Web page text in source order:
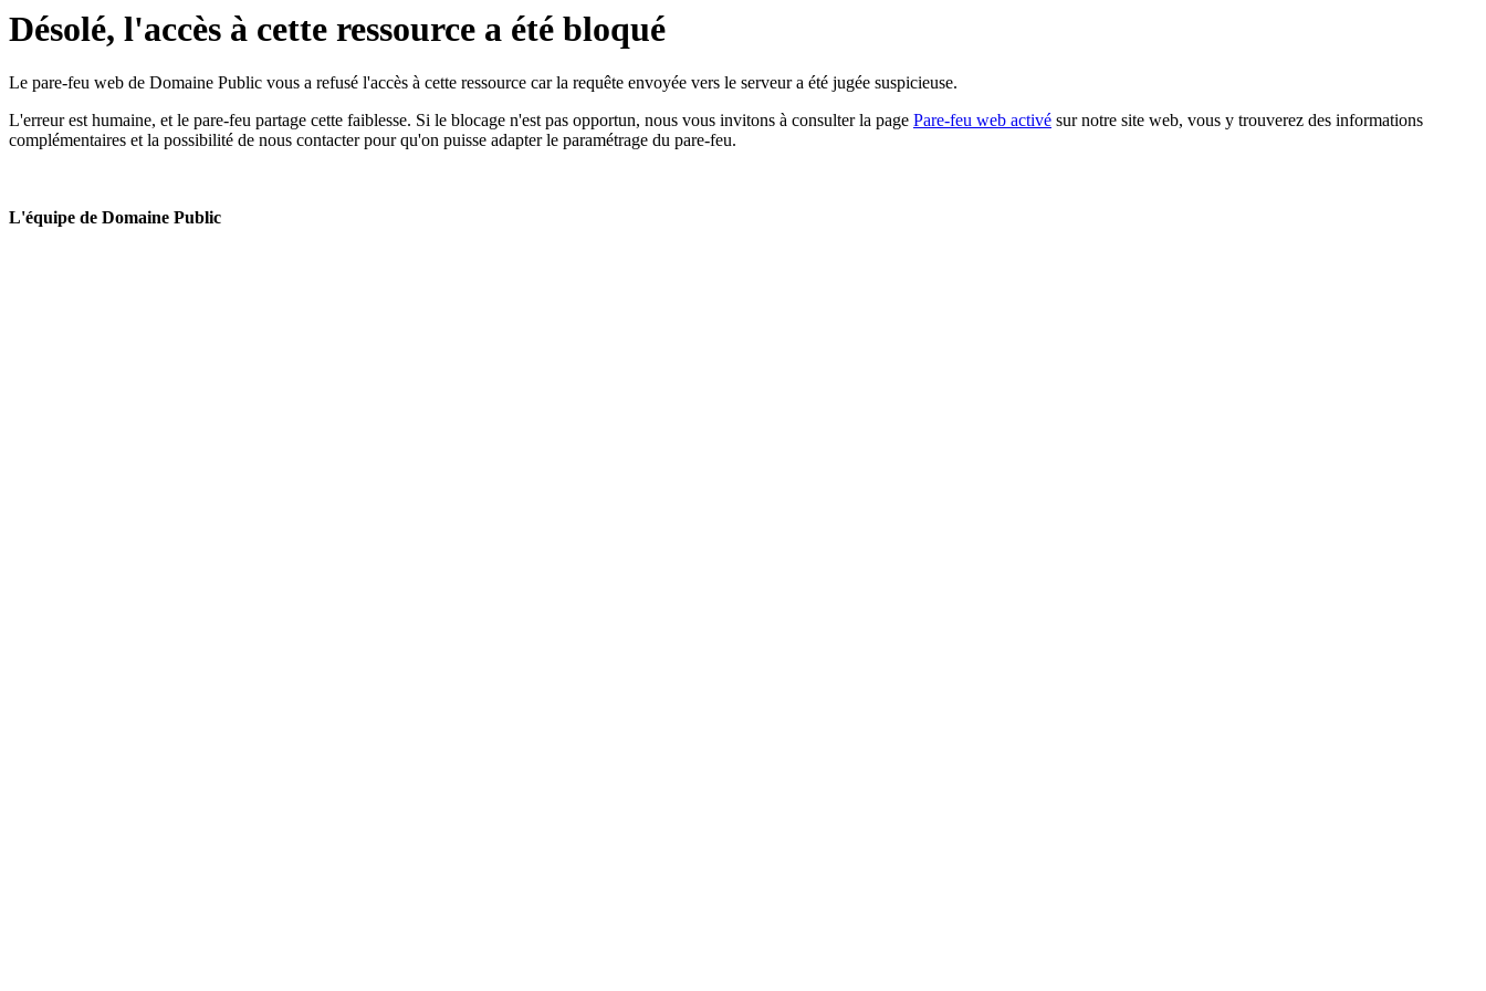
Désolé, l'accès à cette ressource a été bloqué
Le pare-feu web de Domaine Public vous a refusé l'accès à cette ressource car la requête envoyée vers le serveur a été jugée suspicieuse.
L'erreur est humaine, et le pare-feu partage cette faiblesse. Si le blocage n'est pas opportun, nous vous invitons à consulter la page Pare-feu web activé sur notre site web, vous y trouverez des informations
complémentaires et la possibilité de nous contacter pour qu'on puisse adapter le paramétrage du pare-feu.
L'équipe de Domaine Public